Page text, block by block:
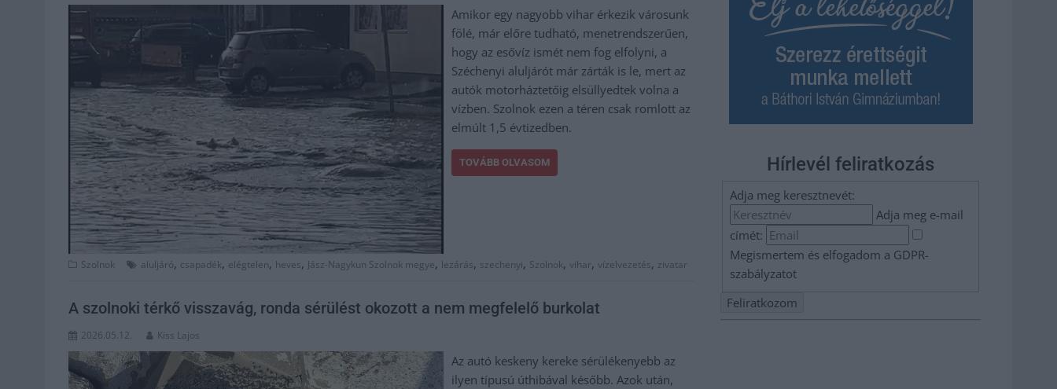
Amikor egy nagyobb vihar érkezik városunk
fölé, már előre tudható, menetrendszerűen,
hogy az esővíz ismét nem fog elfolyni, a
Széchenyi aluljárót már zárták is le, mert az
autók motorháztetőig elsüllyedtek volna a
vízben. Szolnok ezen a téren csak romlott az
elmúlt 1,5 évtizedben.
TOVÁBB OLVASOM
Szolnok aluljáró, csapadék, elégtelen, heves, Jász-Nagykun Szolnok megye, lezárás, szechenyi, Szolnok, vihar, vízelvezetés, zivatar
A szolnoki térkő visszavág, ronda sérülést okozott a nem megfelelő burkolat
2026.05.12. Kiss Lajos
Az autó keskeny kereke sérülékenyebb az
ilyen típusú úthibával később. Azok után,
Hírlevél feliratkozás
Adja meg keresztnevét:
Adja meg e-mail
címét:
Megismertem és elfogadom a GDPR-
szabályzatot